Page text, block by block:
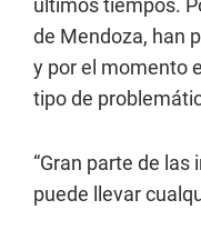
últimos tiempos.
de Mendoza, han
y por el momento
tipo de
“Gran parte de
puede llevar